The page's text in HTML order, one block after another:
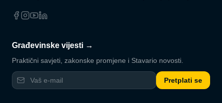
Građevinske vijesti →
Praktični savjeti, zakonske promjene i Stavario novosti.
Pretplati se